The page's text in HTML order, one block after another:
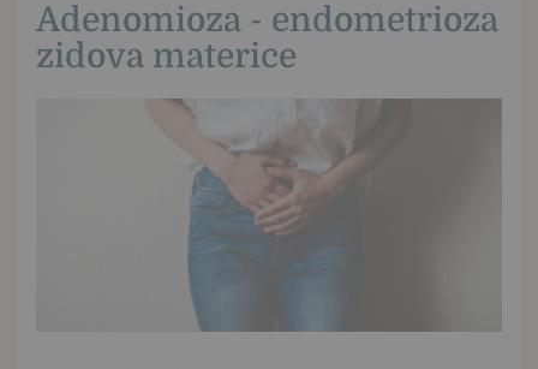
Adenomioza - endometrioza
zidova materice